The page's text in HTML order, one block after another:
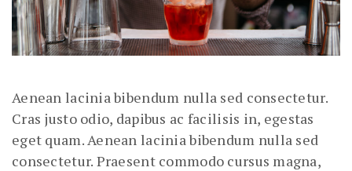
Aenean lacinia bibendum nulla sed consectetur.
Cras justo odio, dapibus ac facilisis in, egestas
eget quam. Aenean lacinia bibendum nulla sed
consectetur. Praesent commodo cursus magna,